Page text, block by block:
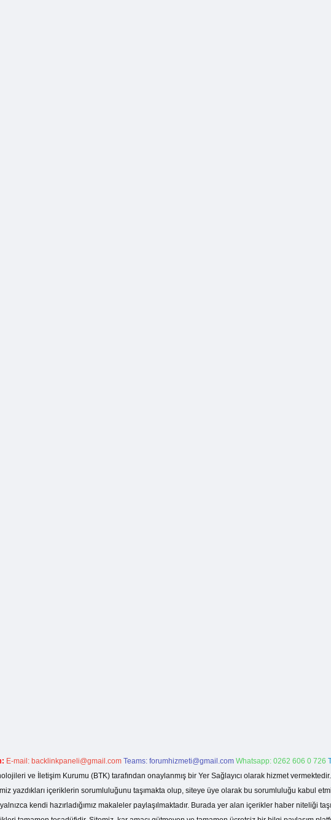
E-mail: backlinkpaneli@gmail.com Teams: forumhizmeti@gmail.com Whatsapp: 0262 606 0 726
ve İletişim Kurumu (BTK) tarafından onaylanmış bir Yer Sağlayıcı olarak hizmet
yazdıkları içeriklerin sorumluluğunu taşımakta olup, siteye üye olarak bu sorumluluğu kabul
kendi hazırladığımız makaleler paylaşılmaktadır. Burada yer alan içerikler haber niteliği